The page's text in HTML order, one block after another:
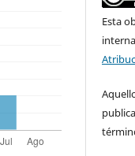
Esta